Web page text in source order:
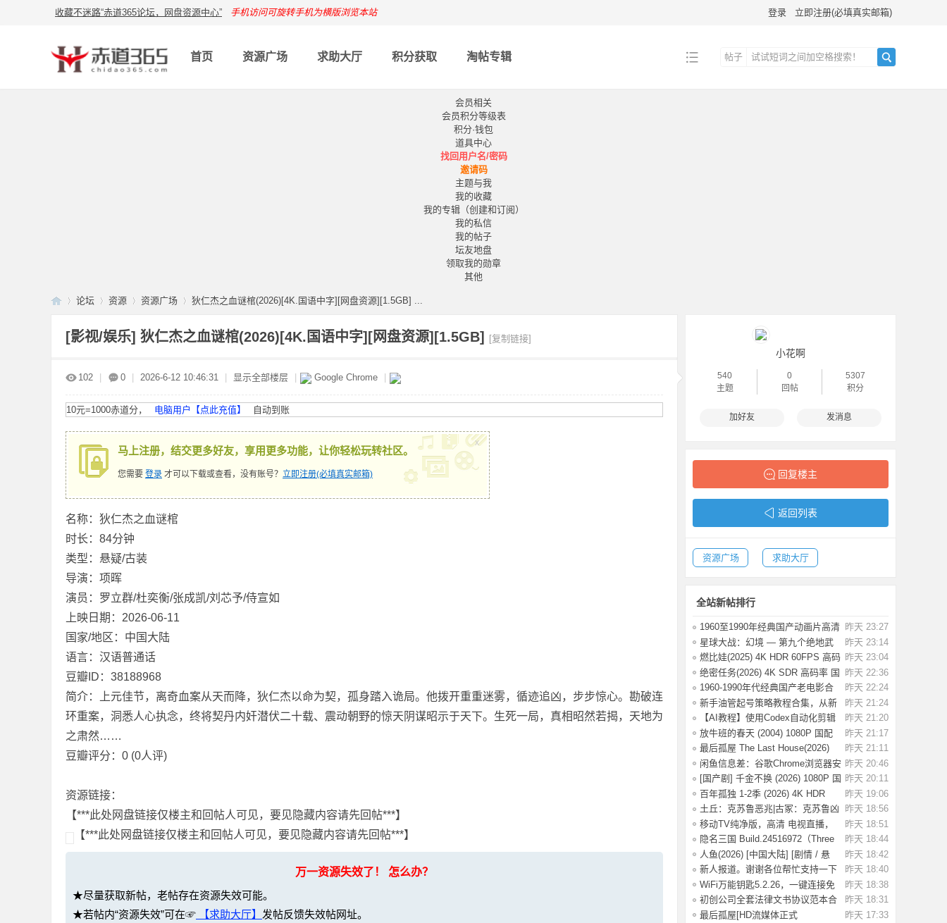
收藏不迷路“赤道365论坛，网盘资源中心” 手机访问可旋转手机为横版浏览本站 登录 立即注册(必填真实邮箱)
首页 资源广场 求助大厅 积分获取 淘帖专辑
帖子
会员相关
会员积分等级表
积分·钱包
道具中心
找回用户名/密码
邀请码
主题与我
我的收藏
我的专辑（创建和订阅）
我的私信
我的帖子
坛友地盘
领取我的勋章
其他
论坛 资源 资源广场 狄仁杰之血谜棺(2026)[4K.国语中字][网盘资源][1.5GB] ...
[影视/娱乐] 狄仁杰之血谜棺(2026)[4K.国语中字][网盘资源][1.5GB] [复制链接]
102 0 2026-6-12 10:46:31 显示全部楼层 Google Chrome
10元=1000赤道分， 电脑用户【点此充值】 自动到账
马上注册，结交更多好友，享用更多功能，让你轻松玩转社区。
您需要 登录 才可以下载或查看，没有账号？ 立即注册(必填真实邮箱)
x
名称：狄仁杰之血谜棺
时长：84分钟
类型：悬疑/古装
导演：项晖
演员：罗立群/杜奕衡/张成凯/刘芯予/侍宣如
上映日期：2026-06-11
国家/地区：中国大陆
语言：汉语普通话
豆瓣ID：38188968
简介：上元佳节，离奇血案从天而降，狄仁杰以命为契，孤身踏入诡局。他拨开重重迷雾，循迹追凶，步步惊心。勘破连
环重案，洞悉人心执念，终将契丹内奸潜伏二十载、震动朝野的惊天阴谋昭示于天下。生死一局，真相昭然若揭，天地为
之肃然……
豆瓣评分：0 (0人评)
资源链接：
【***此处网盘链接仅楼主和回帖人可见，要见隐藏内容请先回帖***】
【***此处网盘链接仅楼主和回帖人可见，要见隐藏内容请先回帖***】
万一资源失效了！ 怎么办？
★尽量获取新帖，老帖存在资源失效可能。
★若帖内“资源失效”可在☞ 【求助大厅】 发帖反馈失效帖网址。
小花啊
540
主题
0
回帖
5307
积分
加好友 发消息
回复楼主
返回列表
资源广场 求助大厅
全站新帖排行
昨天 23:27
1960至1990年经典国产动画片高清
大合集【6.
昨天 23:14
星球大战：幻境 — 第九个绝地武
士 4K HDR
昨天 23:04
燃比娃(2025) 4K HDR 60FPS 高码
国语中字
昨天 22:36
绝密任务(2026) 4K SDR 高码率 国
语中字【2
昨天 22:24
1960-1990年代经典国产老电影合
集 高清修复
昨天 21:24
新手油管起号策略教程合集，从新
手入门到精
昨天 21:20
【AI教程】使用Codex自动化剪辑
AI短视频，A
昨天 21:17
放牛班的春天 (2004) 1080P 国配
国语法语
昨天 21:11
最后孤屋 The Last House(2026)
[英国 / 法
昨天 20:46
闲鱼信息差：谷歌Chrome浏览器安
装包（附教
昨天 20:11
[国产剧] 千金不换 (2026) 1080P 国
语中字
昨天 19:06
百年孤独 1-2季 (2026) 4K HDR
1080P 内
昨天 18:56
土丘：克苏鲁恶兆|古冢：克苏鲁凶
兆 Build.
昨天 18:51
移动TV纯净版，高清 电视直播，
极速版！
昨天 18:44
隐名三国 Build.24516972（Three
Kingdoms
昨天 18:42
人鱼(2026) [中国大陆] [剧情 / 悬
疑] 汉语
昨天 18:40
新人报道。谢谢各位帮忙支持一下
昨天 18:38
WiFi万能钥匙5.2.26，一键连接免
费WiFi，解
昨天 18:31
初创公司全套法律文书协议范本合
同模板合集
昨天 17:33
最后孤屋[HD流媒体正式